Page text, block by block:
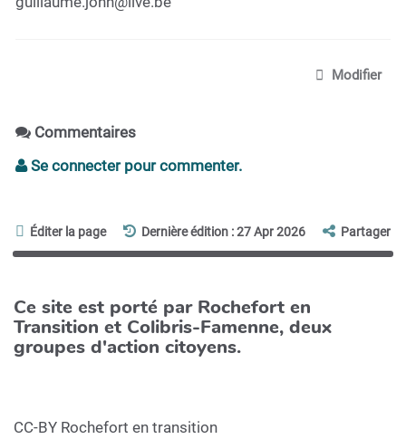
Modifier
Commentaires
Se connecter pour commenter.
Éditer la page Dernière édition : 27 Apr 2026 Partager
Ce site est porté par Rochefort en
Transition et Colibris-Famenne, deux
groupes d'action citoyens.
CC-BY Rochefort en transition